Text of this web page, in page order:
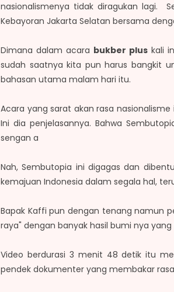
nasionalismenya tidak diragukan lagi.
Kebayoran Jakarta Selatan bersama
Dimana dalam acara bukber pluskali
sudah saatnya kita pun harus bangkit
bahasan utama malam hari itu.
Acara yang sarat akan rasa
Ini dia penjelasannya. Bahwa
sengan a
Nah, Sembutopia ini digagas dan
kemajuan Indonesia dalam segala hal,
Bapak Kaffi pun dengan tenang namun
raya" dengan banyak hasil bumi nya
Video berdurasi 3 menit 48 detik itu
pendek dokumenter yang membakar